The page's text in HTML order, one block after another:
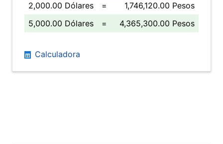
2,000.00 Dólares
=
1,746,120.00 Pesos
5,000.00 Dólares
= 4,365,300.00 Pesos
Calculadora